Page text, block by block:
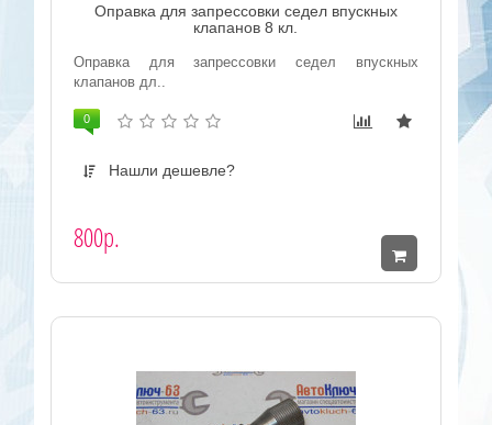
Оправка для запрессовки седел впускных
клапанов 8 кл.
Оправка для запрессовки седел впускных
клапанов дл..
0
Нашли дешевле?
800р.